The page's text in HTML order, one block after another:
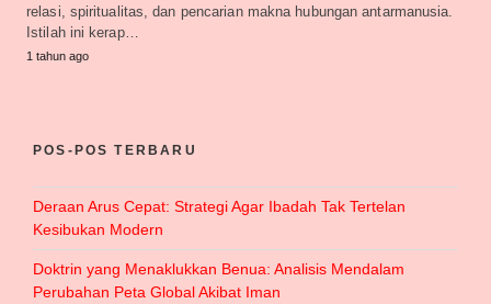
relasi, spiritualitas, dan pencarian makna hubungan antarmanusia.
Istilah ini kerap…
1 tahun ago
POS-POS TERBARU
Deraan Arus Cepat: Strategi Agar Ibadah Tak Tertelan
Kesibukan Modern
Doktrin yang Menaklukkan Benua: Analisis Mendalam
Perubahan Peta Global Akibat Iman